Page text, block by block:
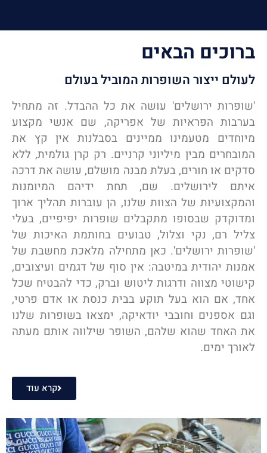
ברוכים הבאים
לעולם ייצור השופרות המוביל בעולם
'שופרות ירושלים' עושה את כל ההבדל. זה מתחיל
בערבות הפראיות של אפריקה, שם אנשי מקצוע
מיוחדים מטעמינו ממיינים בסבלנות אין קץ את
המובחרים מבין מיליוני קרניים. רק קרן גולמית, ללא
סדקים או חורים, בעלת מבנה מושלם, עושה את דרכה
איתם לירושלים. שם, תחת ידיהם המיומנות
והמקצועיות של הצוות שלנו, הן עוברות תהליך ארוך
ומדוקדק שבסופו מתקבלים שופרות יפיפיים, בעלי
צליל רם, נקי וצלול, טבועים בחותמת האיכות של
'שופרות ירושלים'. כאן מתחילה מלאכת מחשבת של
אמנות יהודית במיטבה: אין סוף של דגמים ועיצובים,
קישוטי מצווה ודרגות ליטוש וברק, כדי להבטיח שכל
אחד, אם הוא בעל תוקע בבית כנסת או אדם פרטי,
וגם אספנים וחובבי יודאיקה, ימצאו בשופרות שלנו
את האחד שהוא שלהם, השופר שילווה אותם מעתה
לאורך ימים.
קרא עוד